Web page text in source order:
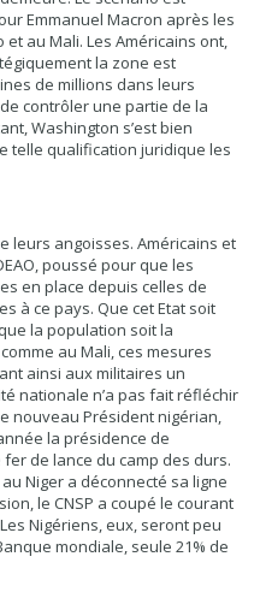
Emmanuel Macron après les
au Mali. Les Américains ont,
la zone est
de millions dans leurs
contrôler une partie de la
Washington s’est bien
telle qualification juridique les
leurs angoisses. Américains et
poussé pour que les
en place depuis celles de
à ce pays. Que cet Etat soit
la population soit la
au Mali, ces mesures
ainsi aux militaires un
nationale n’a pas fait réfléchir
nouveau Président nigérian,
la présidence de
de lance du camp des durs.
Niger a déconnecté sa ligne
le CNSP a coupé le courant
Nigériens, eux, seront peu
mondiale, seule 21% de